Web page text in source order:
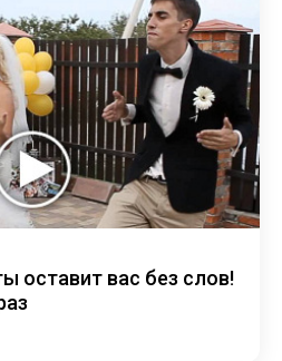
оставит вас без слов!